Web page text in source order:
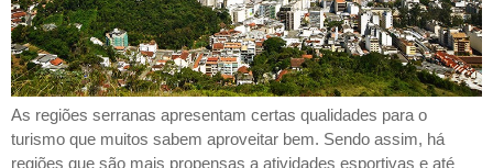
As regiões serranas apresentam certas qualidades para o
turismo que muitos sabem aproveitar bem. Sendo assim, há
regiões que são mais propensas a atividades esportivas e até